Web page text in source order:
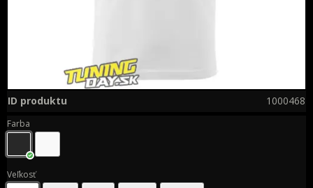
ID produktu 1000468
Farba
Veľkosť